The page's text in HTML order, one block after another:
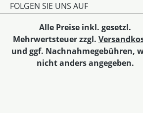
FOLGEN SIE UNS AUF
Alle Preise inkl. gesetzl.
Mehrwertsteuer zzgl.
und ggf. Nachnahmegebühren,
nicht anders angegeben.